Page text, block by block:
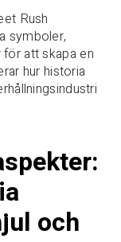
Rush
symboler,
att skapa en
hur historia
och